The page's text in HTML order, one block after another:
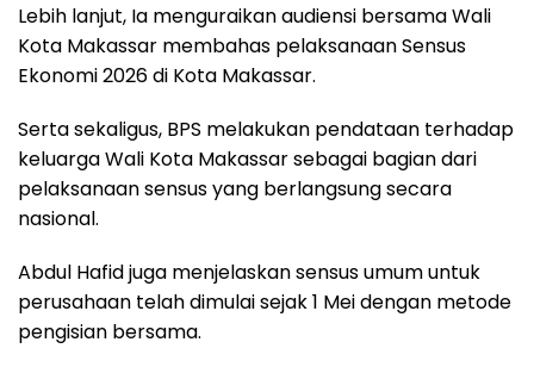
Lebih lanjut, Ia menguraikan audiensi bersama Wali
Kota Makassar membahas pelaksanaan Sensus
Ekonomi 2026 di Kota Makassar.
Serta sekaligus, BPS melakukan pendataan terhadap
keluarga Wali Kota Makassar sebagai bagian dari
pelaksanaan sensus yang berlangsung secara
nasional.
Abdul Hafid juga menjelaskan sensus umum untuk
perusahaan telah dimulai sejak 1 Mei dengan metode
pengisian bersama.